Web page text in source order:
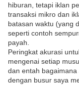
hiburan, tetapi iklan
transaksi mikro dan
batasan waktu (yang
seperti contoh
payah.
Peringkat akurasi
mengenai setiap
dan entah
dengan busur saya